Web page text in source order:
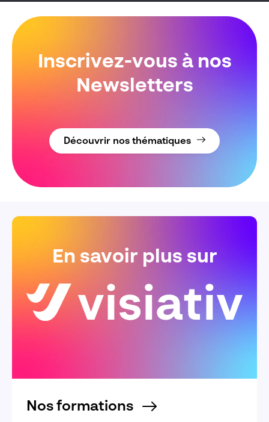
Inscrivez-vous à nos
Newsletters
Découvrir nos thématiques
En savoir plus sur
Nos formations